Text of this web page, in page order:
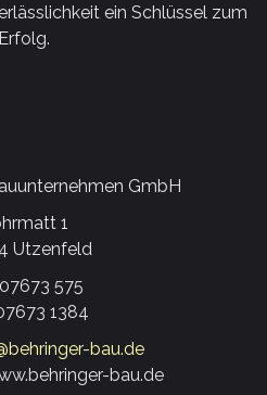
ein Schlüssel zum
Erfolg.
GmbH
1
Utzenfeld
575
1384
bau.de
bau.de